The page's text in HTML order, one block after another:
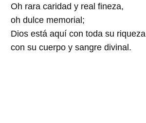
Oh rara caridad y real fineza,
oh dulce memorial;
Dios está aquí con toda su riqueza
con su cuerpo y sangre divinal.